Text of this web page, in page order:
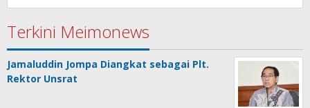
Terkini Meimonews
Jamaluddin Jompa Diangkat sebagai Plt.
Rektor Unsrat